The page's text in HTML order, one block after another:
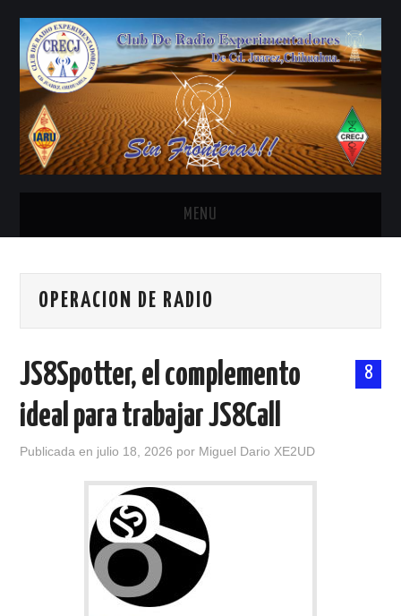
MENU
ANTENAS Y ACCESORIOS
BANDA CIVIL
HISTORIA DE LA RADIO
IMÁGENES CRECJ
LA PULGA MERCANTE
OPERACION DE RADIO
8
JS8Spotter, el complemento
ideal para trabajar JS8Call
Publicada en julio 18, 2026 por Miguel Dario XE2UD